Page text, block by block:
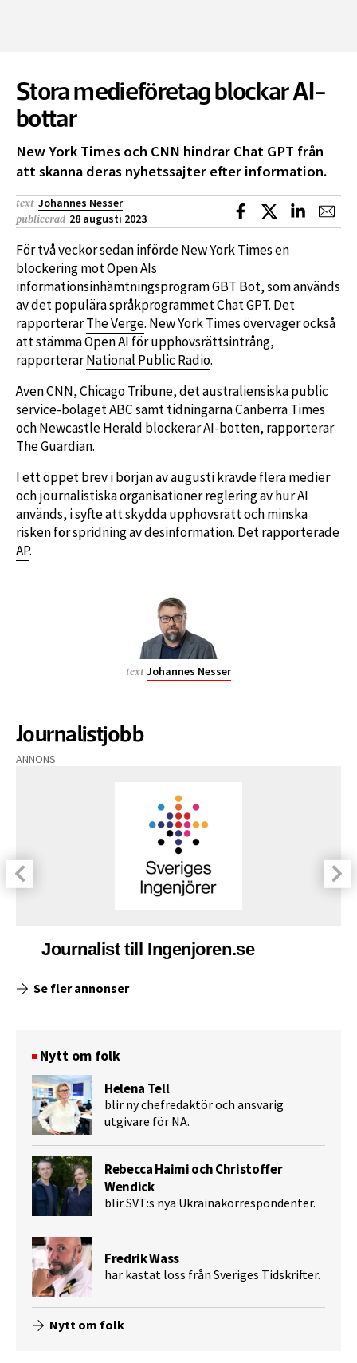
Stora medieföretag blockar AI-
bottar
New York Times och CNN hindrar Chat GPT från
att skanna deras nyhetssajter efter information.
text Johannes Nesser
publicerad 28 augusti 2023
Dela på Facebook
Dela på XDela på
För två veckor sedan införde New York Times en
blockering mot Open AIs
informationsinhämtningsprogram GBT Bot, som används
av det populära språkprogrammet Chat GPT. Det
rapporterarThe Verge. New York Times överväger också
att stämma Open AI för upphovsrättsintrång,
rapporterarNational Public Radio.
Även CNN, Chicago Tribune, det australiensiska public
service-bolaget ABC samt tidningarna Canberra Times
och Newcastle Herald blockerar AI-botten, rapporterar
The Guardian.
I ett öppet brev i början av augusti krävde flera medier
och journalistiska organisationer reglering av hur AI
används, i syfte att skydda upphovsrätt och minska
risken för spridning av desinformation. Det rapporterade
AP.
text Johannes Nesser
Journalistjobb
ANNONS
Journalist till Ingenjoren.se
Se fler annonser
Nytt om folk
Helena Tell
blir ny chefredaktör och ansvarig
utgivare för NA.
Rebecca Haimi och Christoffer
Wendick
blir SVT:s nya Ukrainakorrespondenter.
Fredrik Wass
har kastat loss från Sveriges Tidskrifter.
Nytt om folk